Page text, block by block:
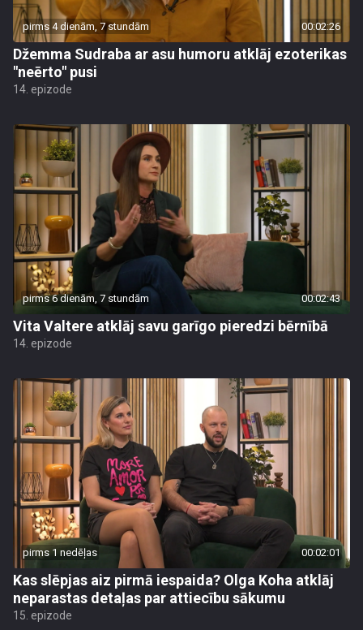
pirms 4 dienām, 7 stundām 00:02:26
Džemma Sudraba ar asu humoru atklāj ezoterikas
"neērto" pusi
14. epizode
pirms 6 dienām, 7 stundām 00:02:43
Vita Valtere atklāj savu garīgo pieredzi bērnībā
14. epizode
pirms 1 nedēļas 00:02:01
Kas slēpjas aiz pirmā iespaida? Olga Koha atklāj
neparastas detaļas par attiecību sākumu
15. epizode